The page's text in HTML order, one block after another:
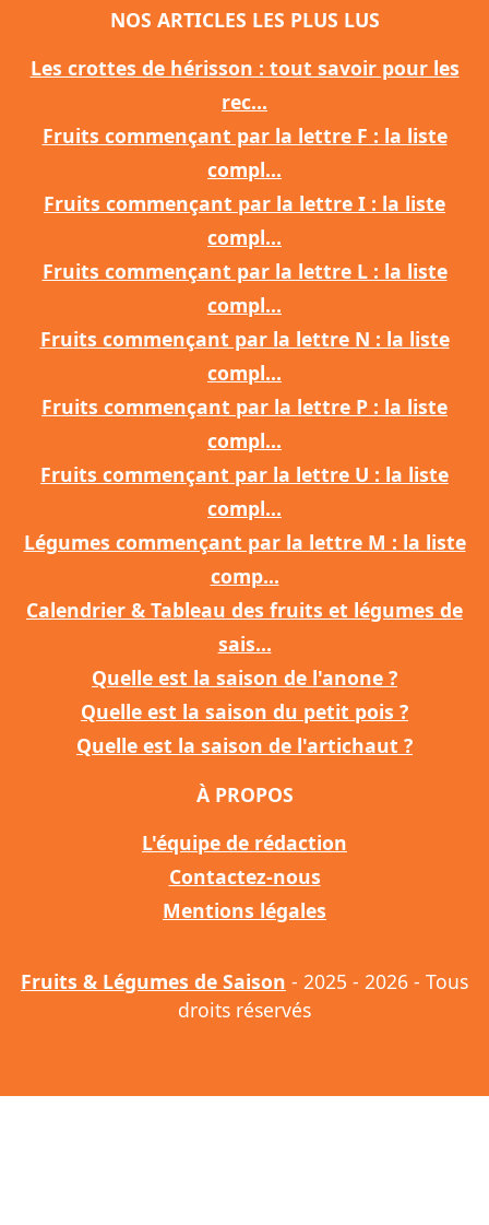
NOS ARTICLES LES PLUS LUS
Les crottes de hérisson : tout savoir pour les
rec...
Fruits commençant par la lettre F : la liste
compl...
Fruits commençant par la lettre I : la liste
compl...
Fruits commençant par la lettre L : la liste
compl...
Fruits commençant par la lettre N : la liste
compl...
Fruits commençant par la lettre P : la liste
compl...
Fruits commençant par la lettre U : la liste
compl...
Légumes commençant par la lettre M : la liste
comp...
Calendrier & Tableau des fruits et légumes de
sais...
Quelle est la saison de l'anone ?
Quelle est la saison du petit pois ?
Quelle est la saison de l'artichaut ?
À PROPOS
L'équipe de rédaction
Contactez-nous
Mentions légales
Fruits & Légumes de Saison - 2025 - 2026 - Tous
droits réservés